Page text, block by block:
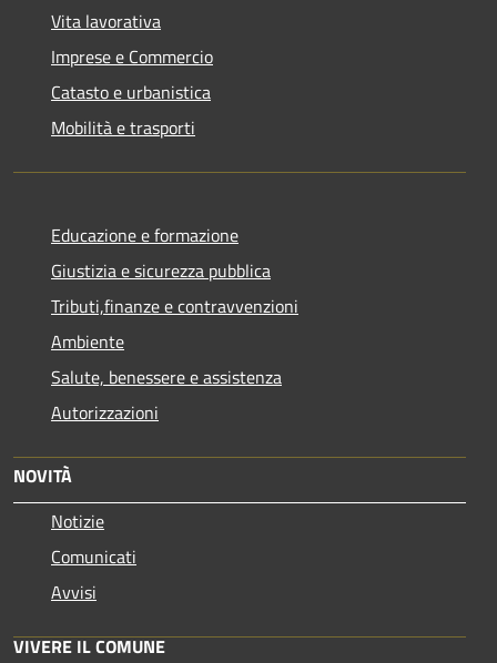
Vita lavorativa
Imprese e Commercio
Catasto e urbanistica
Mobilità e trasporti
Educazione e formazione
Giustizia e sicurezza pubblica
Tributi,finanze e contravvenzioni
Ambiente
Salute, benessere e assistenza
Autorizzazioni
NOVITÀ
Notizie
Comunicati
Avvisi
VIVERE IL COMUNE